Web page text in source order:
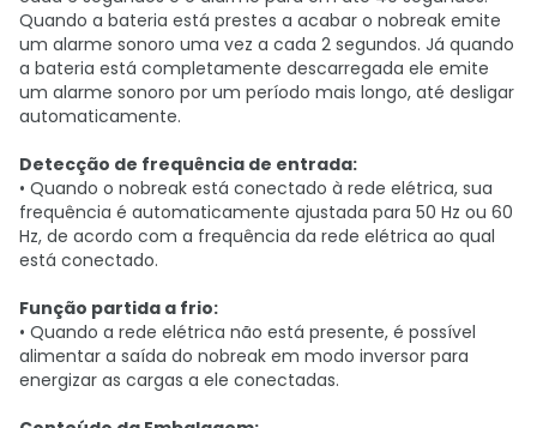
Quando a bateria está prestes a acabar o nobreak emite
um alarme sonoro uma vez a cada 2 segundos. Já quando
a bateria está completamente descarregada ele emite
um alarme sonoro por um período mais longo, até desligar
automaticamente.
Detecção de frequência de entrada:
• Quando o nobreak está conectado à rede elétrica, sua
frequência é automaticamente ajustada para 50 Hz ou 60
Hz, de acordo com a frequência da rede elétrica ao qual
está conectado.
Função partida a frio:
• Quando a rede elétrica não está presente, é possível
alimentar a saída do nobreak em modo inversor para
energizar as cargas a ele conectadas.